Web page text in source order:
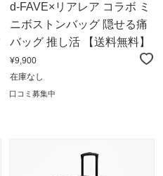
d-FAVE×リアレア コラボ ミ
ニボストンバッグ 隠せる痛
バッグ 推し活 【送料無料】
¥9,900
在庫なし
口コミ募集中